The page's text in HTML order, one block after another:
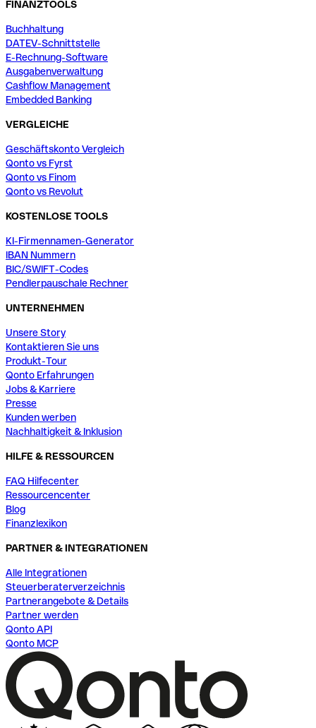
FINANZTOOLS
Buchhaltung
DATEV-Schnittstelle
E-Rechnung-Software
Ausgabenverwaltung
Cashflow Management
Embedded Banking
VERGLEICHE
Geschäftskonto Vergleich
Qonto vs Fyrst
Qonto vs Finom
Qonto vs Revolut
KOSTENLOSE TOOLS
KI-Firmennamen-Generator
IBAN Nummern
BIC/SWIFT-Codes
Pendlerpauschale Rechner
UNTERNEHMEN
Unsere Story
Kontaktieren Sie uns
Produkt-Tour
Qonto Erfahrungen
Jobs & Karriere
Presse
Kunden werben
Nachhaltigkeit & Inklusion
HILFE & RESSOURCEN
FAQ Hilfecenter
Ressourcencenter
Blog
Finanzlexikon
PARTNER & INTEGRATIONEN
Alle Integrationen
Steuerberaterverzeichnis
Partnerangebote & Details
Partner werden
Qonto API
Qonto MCP